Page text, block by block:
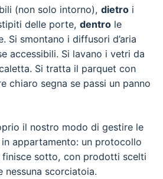
(non solo intorno), dietro i
delle porte, dentro le
Si smontano i diffusori d’aria
accessibili. Si lavano i vetri da
Si tratta il parquet con
chiaro segna se passi un panno
il nostro modo di gestire le
appartamento: un protocollo
finisce sotto, con prodotti scelti
nessuna scorciatoia.